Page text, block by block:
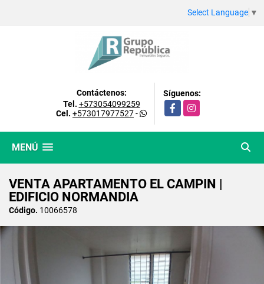
Select Language ▼
Contáctenos:
Tel. +573054099259
Cel. +573017977527-
Síguenos:
FacebookInstagram
MENÚ
VENTA APARTAMENTO EL CAMPIN |
EDIFICIO NORMANDIA
Código. 10066578